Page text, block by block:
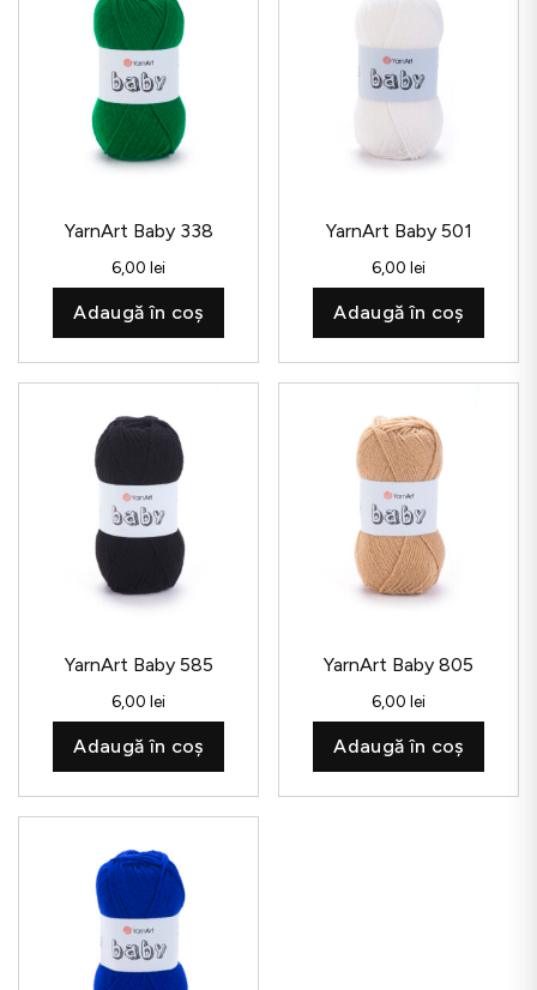
YarnArt Baby 338
6,00 lei
Adaugă în coș
YarnArt Baby 501
6,00 lei
Adaugă în coș
YarnArt Baby 585
6,00 lei
Adaugă în coș
YarnArt Baby 805
6,00 lei
Adaugă în coș